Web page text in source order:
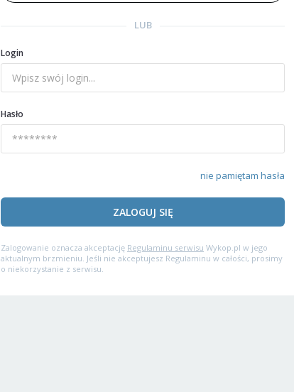
LUB
Login
Hasło
nie pamiętam hasła
ZALOGUJ SIĘ
Zalogowanie oznacza akceptację Regulaminu serwisu Wykop.pl w jego
aktualnym brzmieniu. Jeśli nie akceptujesz Regulaminu w całości, prosimy
o niekorzystanie z serwisu.